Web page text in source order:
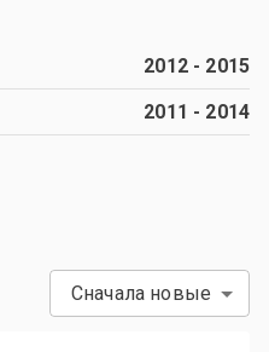
2012- 2015
2011 - 2014
Сначала новые